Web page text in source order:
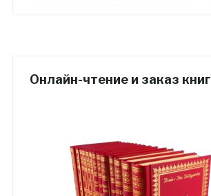
Онлайн-чтение и заказ книг